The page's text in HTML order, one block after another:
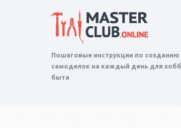
Пошаговые инструкции по созданию
самоделок на каждый день для
быта